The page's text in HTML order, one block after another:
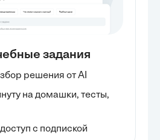
задания
решения от AI
на домашки, тесты,
с подпиской